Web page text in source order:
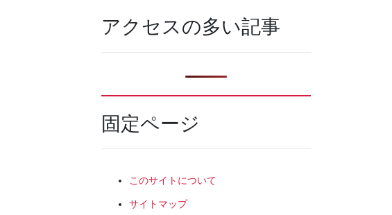
アクセスの多い記事
固定ページ
このサイトについて
サイトマップ